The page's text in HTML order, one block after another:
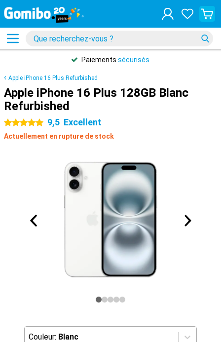
Paiements sécurisés
Apple iPhone 16 Plus Refurbished
Apple iPhone 16 Plus 128GB Blanc
Refurbished
5 étoiles 9,5 Excellent
Actuellement en rupture de stock
Couleur: Blanc